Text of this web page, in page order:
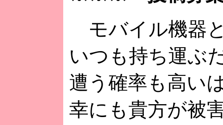
モバイル機器
いつも持ち運ぶ
遭う確率も高い
幸にも貴方が被